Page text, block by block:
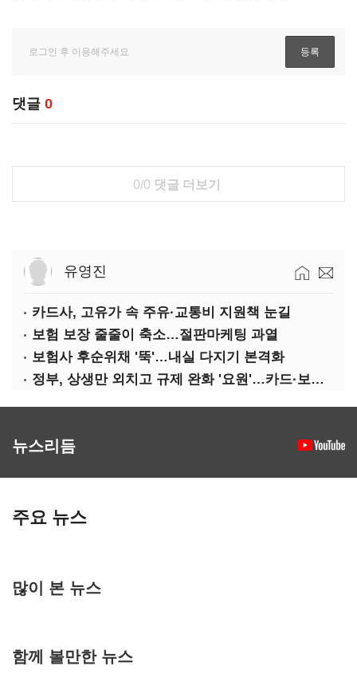
댓글 0
0/0 댓글 더보기
유영진
카드사, 고유가 속 주유·교통비 지원책 눈길
보험 보장 줄줄이 축소…절판마케팅 과열
보험사 후순위채 '뚝'…내실 다지기 본격화
정부, 상생만 외치고 규제 완화 '요원'…카드·보험사 부담 역대급
뉴스리듬
주요 뉴스
많이 본 뉴스
함께 볼만한 뉴스